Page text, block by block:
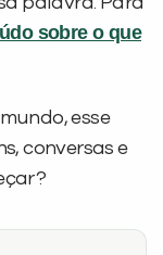
sobre o que
esse
conversas e